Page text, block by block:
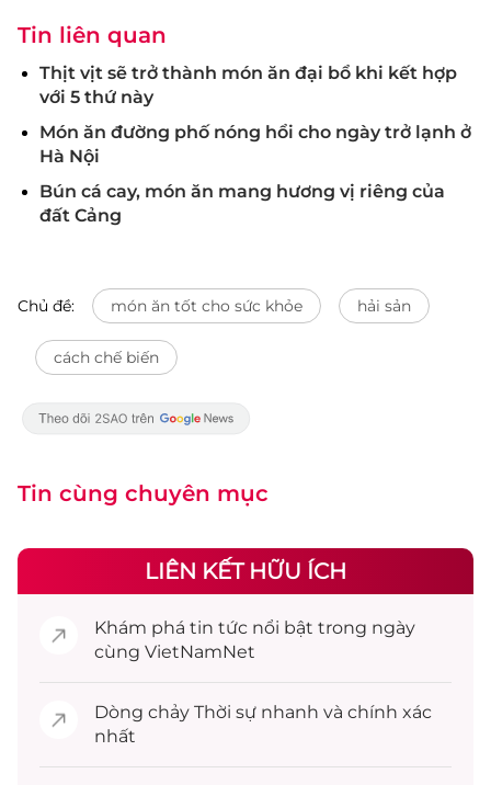
Tin liên quan
Thịt vịt sẽ trở thành món ăn đại bổ khi kết hợp
với 5 thứ này
Món ăn đường phố nóng hổi cho ngày trở lạnh ở
Hà Nội
Bún cá cay, món ăn mang hương vị riêng của
đất Cảng
Chủ đề: món ăn tốt cho sức khỏe hải sản
cách chế biến
Tin cùng chuyên mục
LIÊN KẾT HỮU ÍCH
Khám phá tin tức nổi bật trong ngày
cùng VietNamNet
Dòng chảy Thời sự nhanh và chính xác
nhất